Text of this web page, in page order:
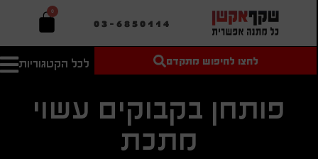
03-6850114
0
לכל הקטגוריות
טקסט חופשי
מחיר מיני'
אישית
לחצו לחיפוש מתקדם
פותחן בקבוקים עשוי
מתכת